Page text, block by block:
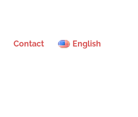
Contact English